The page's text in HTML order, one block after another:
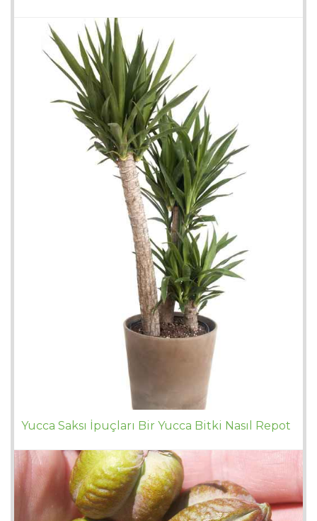
Yucca Saksı İpuçları Bir Yucca Bitki Nasıl Repot